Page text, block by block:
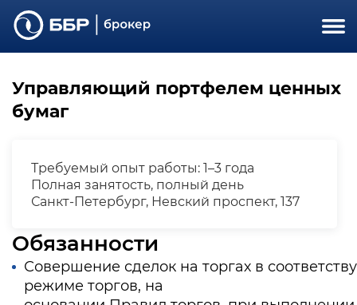
Управляющий портфелем ценных
бумаг
Требуемый опыт работы: 1–3 года
Полная занятость, полный день
Санкт-Петербург, Невский проспект, 137
Обязанности
Совершение сделок на торгах в
режиме торгов, на